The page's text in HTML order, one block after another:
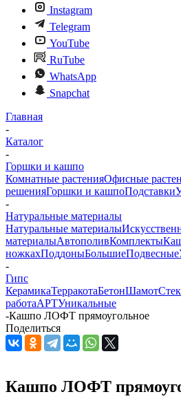
Instagram
Telegram
YouTube
RuTube
WhatsApp
Snapchat
Главная
-
Каталог
-
Горшки и кашпо
Комнатные растенияОфисные
решенияГоршки и кашпоПодставки
-
Натуральные материалы
Натуральные материалы
материалыАвтополивКомплекты
ножкахПоддоныБольшиеПодвесные
-
Гипс
КерамикаТерракотаБетонШамот
работаАРТУникальные
-Кашпо ЛОФТ прямоугольное
Поделиться
Кашпо ЛОФТ